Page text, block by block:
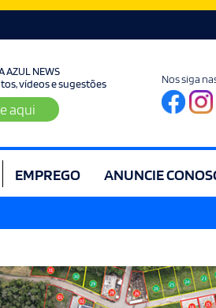
AZUL NEWS
vídeos e sugestões
aqui
Nos siga
EMPREGO ANUNCIE